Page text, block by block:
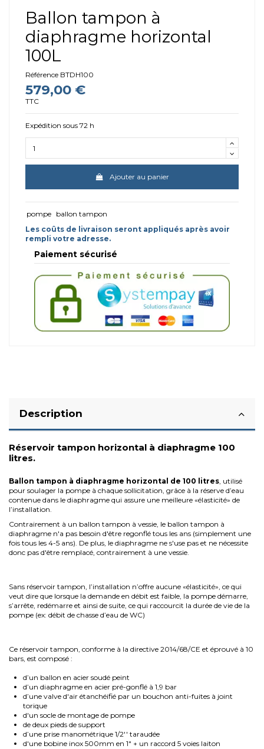
Ballon tampon à
diaphragme horizontal
100L
Référence BTDH100
579,00 €
TTC
Expédition sous 72 h
Ajouter au panier
pompe ballon tampon
Les coûts de livraison seront appliqués après avoir
rempli votre adresse.
Paiement sécurisé
Description
Réservoir tampon horizontal à diaphragme 100
litres.
Ballon tampon à diaphragme horizontal de 100 litres , utilisé
pour soulager la pompe à chaque sollicitation, grâce à la réserve d’eau
contenue dans le diaphragme qui assure une meilleure «élasticité» de
l’installation.
Contrairement à un ballon tampon à vessie, le ballon tampon à
diaphragme n'a pas besoin d'être regonflé tous les ans (simplement une
fois tous les 4-5 ans). De plus, le diaphragme ne s'use pas et ne nécessite
donc pas d'être remplacé, contrairement à une vessie.
Sans réservoir tampon, l’installation n’offre aucune «élasticité», ce qui
veut dire que lorsque la demande en débit est faible, la pompe démarre,
s’arrête, redémarre et ainsi de suite, ce qui raccourcit la durée de vie de la
pompe (ex: débit de chasse d’eau de WC)
Ce réservoir tampon, conforme à la directive 2014/68/CE et éprouvé à 10
bars, est composé :
d’un ballon en acier soudé peint
d’un diaphragme en acier pré-gonflé à 1,9 bar
d’une valve d'air étanchéifié par un bouchon anti-fuites à joint
torique
d'un socle de montage de pompe
de deux pieds de support
d’une prise manométrique 1/2'' taraudée
d'une bobine inox 500mm en 1" + un raccord 5 voies laiton